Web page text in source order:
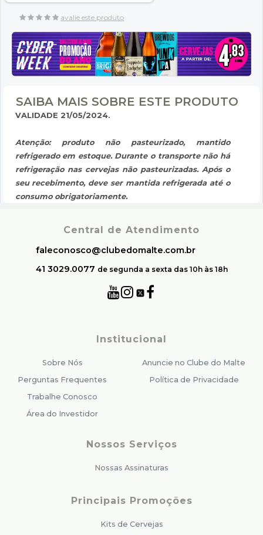
avalie este produto
SAIBA MAIS SOBRE ESTE PRODUTO
VALIDADE 21/05/2024.
Atenção: produto não pasteurizado, mantido
refrigerado em estoque. Durante o transporte não há
refrigeração nas cervejas não pasteurizadas. Após o
seu recebimento, deve ser mantida refrigerada até o
consumo obrigatoriamente.
Central de Atendimento
faleconosco@clubedomalte.com.br
41 3029.0077 de segunda a sexta das 10h às 18h
Institucional
Sobre Nós
Perguntas Frequentes
Trabalhe Conosco
Área do Investidor
Anuncie no Clube do Malte
Política de Privacidade
Nossos Serviços
Nossas Assinaturas
Principais Promoções
Kits de Cervejas